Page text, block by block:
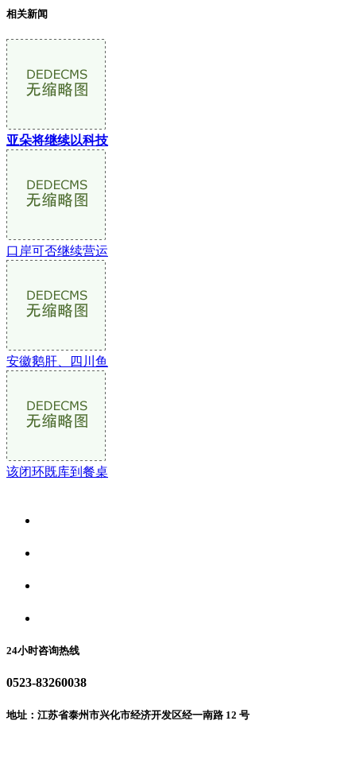
相关新闻
亚朵将继续以科技
口岸可否继续营运
安徽鹅肝、四川鱼
该闭环既库到餐桌
24小时咨询热线
0523-83260038
地址：江苏省泰州市兴化市经济开发区经一南路 12 号